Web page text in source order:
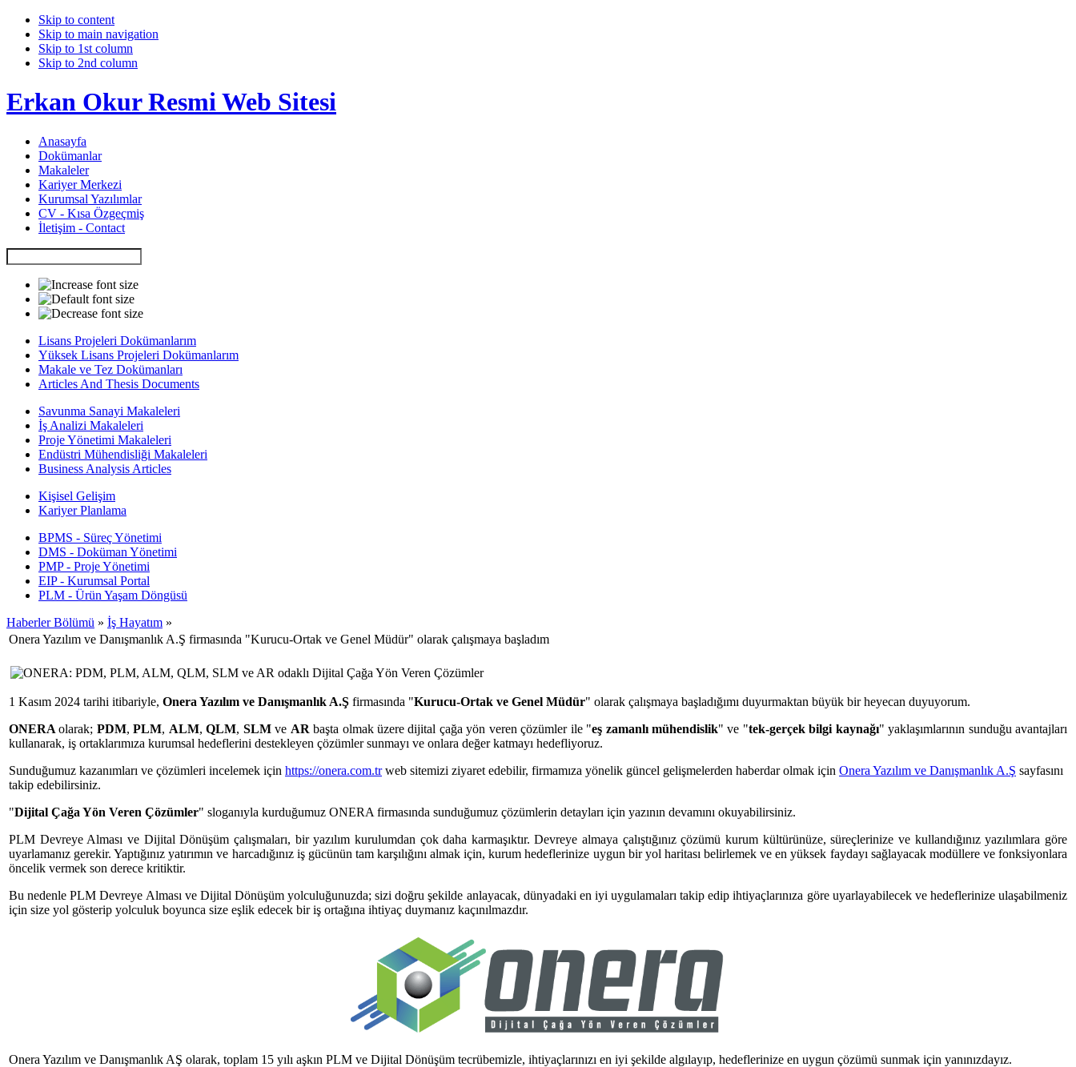
Skip to content
Skip to main navigation
Skip to 1st column
Skip to 2nd column
Erkan Okur Resmi Web Sitesi
Anasayfa
Dokümanlar
Makaleler
Kariyer Merkezi
Kurumsal Yazılımlar
CV - Kısa Özgeçmiş
İletişim - Contact
Lisans Projeleri Dokümanlarım
Yüksek Lisans Projeleri Dokümanlarım
Makale ve Tez Dokümanları
Articles And Thesis Documents
Savunma Sanayi Makaleleri
İş Analizi Makaleleri
Proje Yönetimi Makaleleri
Endüstri Mühendisliği Makaleleri
Business Analysis Articles
Kişisel Gelişim
Kariyer Planlama
BPMS - Süreç Yönetimi
DMS - Doküman Yönetimi
PMP - Proje Yönetimi
EIP - Kurumsal Portal
PLM - Ürün Yaşam Döngüsü
Haberler Bölümü » İş Hayatım »
Onera Yazılım ve Danışmanlık A.Ş firmasında "Kurucu-Ortak ve Genel Müdür" olarak çalışmaya başladım
1 Kasım 2024 tarihi itibariyle, Onera Yazılım ve Danışmanlık A.Ş firmasında "Kurucu-Ortak ve Genel Müdür" olarak çalışmaya başladığımı duyurmaktan büyük bir heyecan duyuyorum.
ONERA olarak; PDM, PLM, ALM, QLM, SLM ve AR başta olmak üzere dijital çağa yön veren çözümler ile "eş zamanlı mühendislik" ve "tek-gerçek bilgi kaynağı" yaklaşımlarının sunduğu avantajları
kullanarak, iş ortaklarımıza kurumsal hedeflerini destekleyen çözümler sunmayı ve onlara değer katmayı hedefliyoruz.
Sunduğumuz kazanımları ve çözümleri incelemek için https://onera.com.tr web sitemizi ziyaret edebilir, firmamıza yönelik güncel gelişmelerden haberdar olmak için Onera Yazılım ve Danışmanlık A.Ş sayfasını
takip edebilirsiniz.
"Dijital Çağa Yön Veren Çözümler" sloganıyla kurduğumuz ONERA firmasında sunduğumuz çözümlerin detayları için yazının devamını okuyabilirsiniz.
PLM Devreye Alması ve Dijital Dönüşüm çalışmaları, bir yazılım kurulumdan çok daha karmaşıktır. Devreye almaya çalıştığınız çözümü kurum kültürünüze, süreçlerinize ve kullandığınız yazılımlara göre
uyarlamanız gerekir. Yaptığınız yatırımın ve harcadığınız iş gücünün tam karşılığını almak için, kurum hedeflerinize uygun bir yol haritası belirlemek ve en yüksek faydayı sağlayacak modüllere ve fonksiyonlara
öncelik vermek son derece kritiktir.
Bu nedenle PLM Devreye Alması ve Dijital Dönüşüm yolculuğunuzda; sizi doğru şekilde anlayacak, dünyadaki en iyi uygulamaları takip edip ihtiyaçlarınıza göre uyarlayabilecek ve hedeflerinize ulaşabilmeniz
için size yol gösterip yolculuk boyunca size eşlik edecek bir iş ortağına ihtiyaç duymanız kaçınılmazdır.
Onera Yazılım ve Danışmanlık AŞ olarak, toplam 15 yılı aşkın PLM ve Dijital Dönüşüm tecrübemizle, ihtiyaçlarınızı en iyi şekilde algılayıp, hedeflerinize en uygun çözümü sunmak için yanınızdayız.